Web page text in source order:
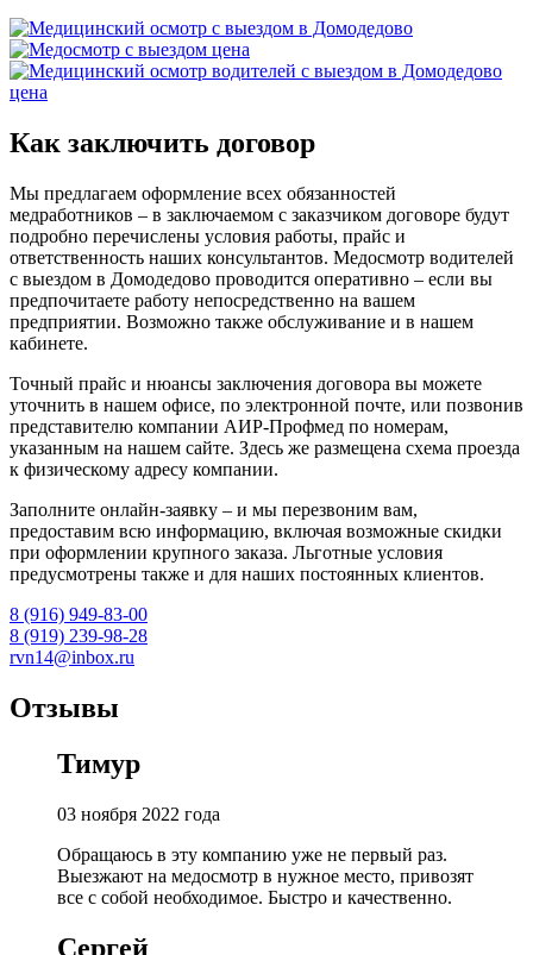
Как заключить договор
Мы предлагаем оформление всех обязанностей
медработников – в заключаемом с заказчиком договоре будут
подробно перечислены условия работы, прайс и
ответственность наших консультантов. Медосмотр водителей
с выездом в Домодедово проводится оперативно – если вы
предпочитаете работу непосредственно на вашем
предприятии. Возможно также обслуживание и в нашем
кабинете.
Точный прайс и нюансы заключения договора вы можете
уточнить в нашем офисе, по электронной почте, или позвонив
представителю компании АИР-Профмед по номерам,
указанным на нашем сайте. Здесь же размещена схема проезда
к физическому адресу компании.
Заполните онлайн-заявку – и мы перезвоним вам,
предоставим всю информацию, включая возможные скидки
при оформлении крупного заказа. Льготные условия
предусмотрены также и для наших постоянных клиентов.
8 (916) 949-83-00
8 (919) 239-98-28
rvn14@inbox.ru
Отзывы
Тимур
03 ноября 2022 года
Обращаюсь в эту компанию уже не первый раз.
Выезжают на медосмотр в нужное место, привозят
все с собой необходимое. Быстро и качественно.
Сергей